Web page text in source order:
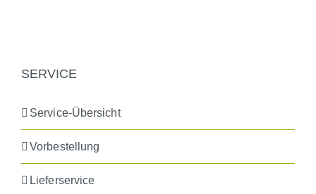
SERVICE
Service-Übersicht
Vorbestellung
Lieferservice